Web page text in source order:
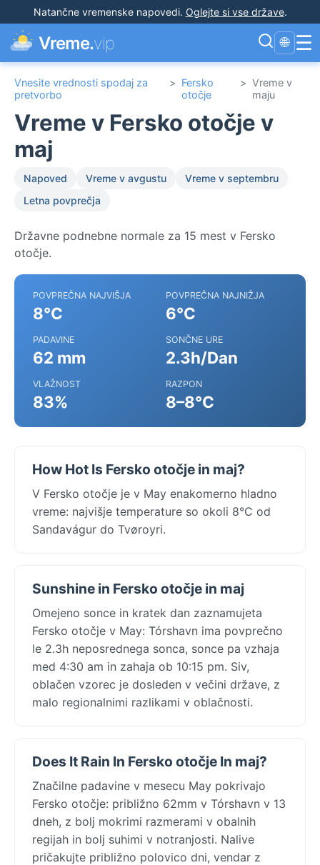
Natančne vremenske napovedi. Oglejte si vse države.
Vreme.vip 🌐 ☰
Vnesite vrednosti spodaj za
pretvorbo
> Fersko
otočje
> Vreme v
maju
Vreme v Fersko otočje v
maj
Napoved Vreme v avgustu
Vreme v septembru
Letna povprečja
Državne podnebne normale za 15 mest v Fersko
otočje.
POVPREČNA NAJVIŠJA
8°C
POVPREČNA NAJNIŽJA
6°C
PADAVINE
62 mm
SONČNE URE
2.3h/Dan
VLAŽNOST
83%
RAZPON
8–8°C
How Hot Is Fersko otočje in maj?
V Fersko otočje je v May enakomerno hladno
vreme: najvišje temperature so okoli 8°C od
Sandavágur do Tvøroyri.
Sunshine in Fersko otočje in maj
Omejeno sonce in kratek dan zaznamujeta
Fersko otočje v May: Tórshavn ima povprečno
le 2.3h neposrednega sonca, sonce pa vzhaja
med 4:30 am in zahaja ob 10:15 pm. Siv,
oblačen vzorec je dosleden v večini države, z
malo regionalnimi razlikami v oblačnosti.
Does It Rain In Fersko otočje In maj?
Značilne padavine v mesecu May pokrivajo
Fersko otočje: približno 62mm v Tórshavn v 13
dneh, z bolj mokrimi razmerami v obalnih
regijah in bolj suhimi v notranjosti. Nalive
pričakujte približno polovico dni, vendar z